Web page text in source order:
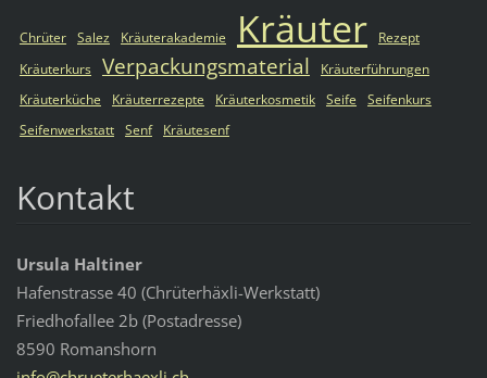
Chrüter Salez Kräuterakademie Kräuter
Rezept
Kräuterkurs Verpackungsmaterial
Kräuterführungen
Kräuterküche
Kräuterrezepte Kräuterkosmetik Seife
Seifenkurs
Seifenwerkstatt Senf Kräutesenf
Kontakt
Ursula Haltiner
Hafenstrasse 40 (Chrüterhäxli-Werkstatt)
Friedhofallee 2b (Postadresse)
8590 Romanshorn